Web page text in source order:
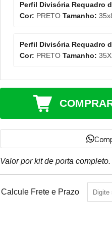
Perfil Divisória Requadro
Cor: PRETOTamanho:
Perfil Divisória Requadro
Cor: PRETOTamanho:
Valor por kit de porta completo.
Calcule Frete e Prazo